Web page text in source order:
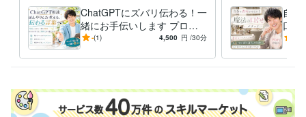
優先します。
また、ココナラ側の回線状況によって
まれに音が途切れたり、
接続に数分かかる場合があります。
こちらから必ず対応しますので、
「私のせいかな…？」と気にしなくて大丈夫です。
ChatGPTにズバリ伝わる！一
緒にお手伝いします プロン
プトの暗記はもう卒業！ぼん
-(1) 4,500 円 /30分
自分
口ぐ
めな